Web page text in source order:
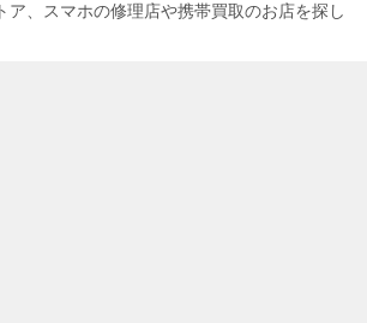
ア、スマホの修理店や携帯買取のお店を探し